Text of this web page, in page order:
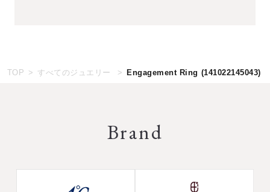
TOP すべてのジュエリー Engagement Ring (141022145043)
Brand